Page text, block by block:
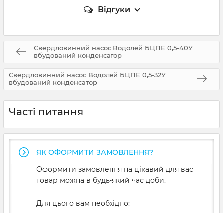
Відгуки
Свердловинний насос Водолей БЦПЕ 0,5-40У
вбудований конденсатор
Свердловинний насос Водолей БЦПЕ 0,5-32У
вбудований конденсатор
Часті питання
ЯК ОФОРМИТИ ЗАМОВЛЕННЯ?
Оформити замовлення на цікавий для вас
товар можна в будь-який час доби.
Для цього вам необхідно: